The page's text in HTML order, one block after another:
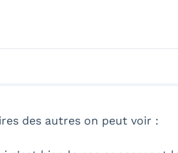
des autres on peut voir :